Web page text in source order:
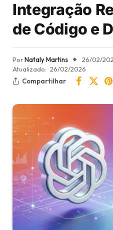
Integração
de Código e
PorNataly Martins 26/02/
Atualizado: 26/02/2026
Compartilhar